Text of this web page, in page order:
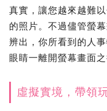
真實，讓您越來越難
的照片。不過儘管螢
辨出，你所看到的人
眼睛一離開螢幕畫面
虛擬實境，帶領